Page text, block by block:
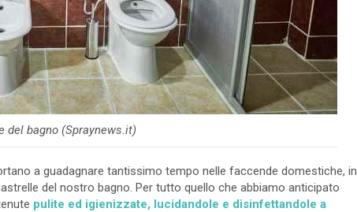
del bagno (Spraynews.it)
a guadagnare tantissimo tempo nelle faccende domestiche, in
del nostro bagno. Per tutto quello che abbiamo anticipato
pulite ed igienizzate, lucidandole e disinfettandole a